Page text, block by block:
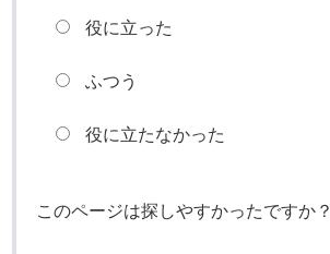
役に立った
ふつう
役に立たなかった
このページは探しやすかったですか？